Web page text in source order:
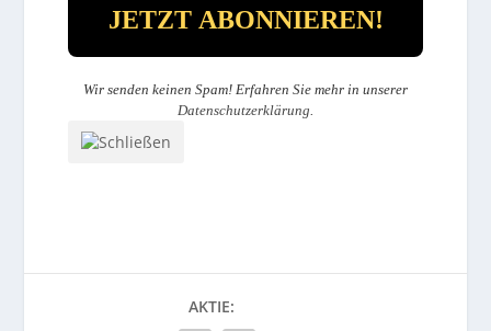
Wir senden keinen Spam! Erfahren Sie mehr in unserer
Datenschutzerklärung.
AKTIE: